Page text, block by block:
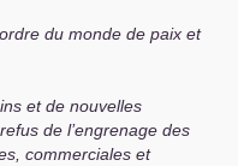
du monde de paix et
et de nouvelles
de l’engrenage des
commerciales et